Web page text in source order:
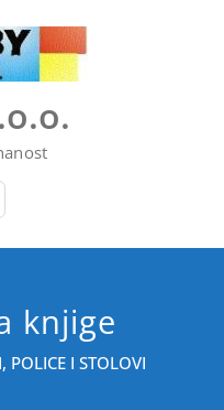
knjige
POLICE I STOLOVI